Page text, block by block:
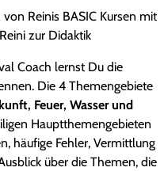
Reinis BASIC Kursen mit
zur Didaktik
Coach lernst Du die
Die 4 Themengebiete
Feuer, Wasser und
Hauptthemengebieten
häufige Fehler, Vermittlung
über die Themen, die